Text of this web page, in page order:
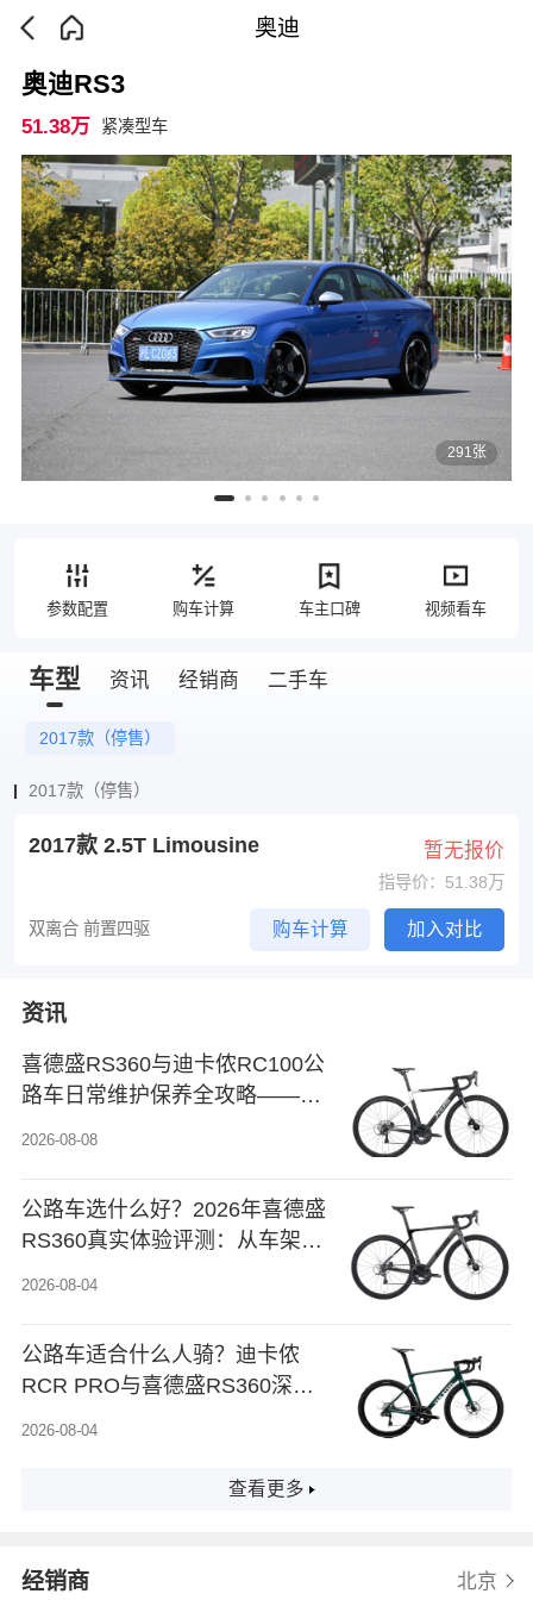
奥迪
291张
奥迪RS3
51.38万 紧凑型车
参数配置 购车计算 车主口碑 视频看车
车型 资讯 经销商 二手车
2017款（停售）
2017款（停售）
2017款 2.5T Limousine 暂无报价
指导价：51.38万
双离合 前置四驱 购车计算 加入对比
资讯
喜德盛RS360与迪卡侬RC100公
路车日常维护保养全攻略——从
2026-08-08
公路车选什么好？2026年喜德盛
RS360真实体验评测：从车架到
2026-08-04
公路车适合什么人骑？迪卡侬
RCR PRO与喜德盛RS360深度
2026-08-04
查看更多
经销商 北京